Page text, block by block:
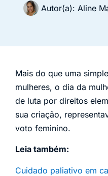
Autor(a): Aline
Mais do que uma
mulheres, o dia da
de luta por direitos
sua criação,
voto feminino.
Leia também:
Cuidado paliativo em